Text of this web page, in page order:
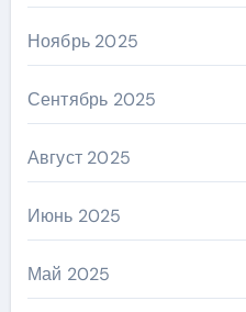
Ноябрь 2025
Сентябрь 2025
Август 2025
Июнь 2025
Май 2025